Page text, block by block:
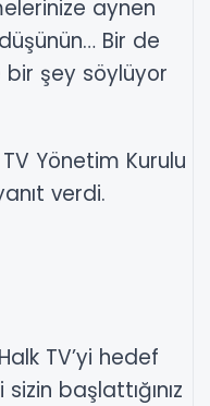
aynen
Bir de
bir şey söylüyor
Yönetim Kurulu
verdi.
TV’yi hedef
başlattığınız